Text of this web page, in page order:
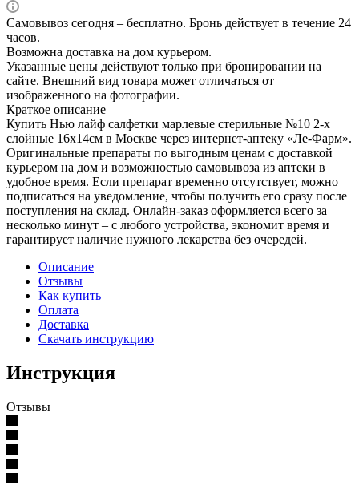
Самовывоз сегодня – бесплатно. Бронь действует в течение 24
часов.
Возможна доставка на дом курьером.
Указанные цены действуют только при бронировании на
сайте. Внешний вид товара может отличаться от
изображенного на фотографии.
Краткое описание
Купить Нью лайф салфетки марлевые стерильные №10 2-х
слойные 16х14см в Москве через интернет-аптеку «Ле-Фарм».
Оригинальные препараты по выгодным ценам с доставкой
курьером на дом и возможностью самовывоза из аптеки в
удобное время. Если препарат временно отсутствует, можно
подписаться на уведомление, чтобы получить его сразу после
поступления на склад. Онлайн-заказ оформляется всего за
несколько минут – с любого устройства, экономит время и
гарантирует наличие нужного лекарства без очередей.
Описание
Отзывы
Как купить
Оплата
Доставка
Скачать инструкцию
Инструкция
Отзывы